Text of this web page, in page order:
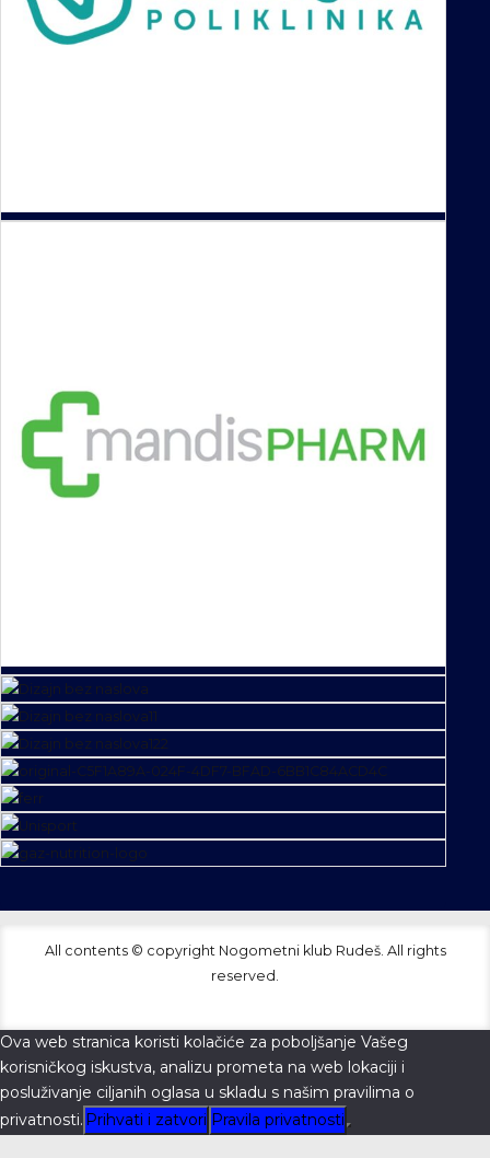
All contents © copyright Nogometni klub Rudeš. All rights
reserved.
Ova web stranica koristi kolačiće za poboljšanje Vašeg
korisničkog iskustva, analizu prometa na web lokaciji i
posluživanje ciljanih oglasa u skladu s našim pravilima o
privatnosti. Prihvati i zatvori Pravila privatnosti